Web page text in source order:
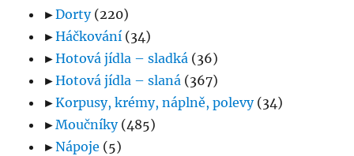
►Dorty(220)
►Háčkování (34)
►Hotová jídla – sladká (36)
►Hotová jídla – slaná (367)
►Korpusy, krémy, náplně, polevy(34)
►Moučníky(485)
►Nápoje (5)